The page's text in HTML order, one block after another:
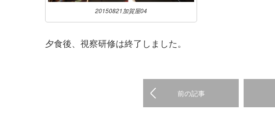
20150821加賀屋04
夕食後、視察研修は終了しました。
前の記事